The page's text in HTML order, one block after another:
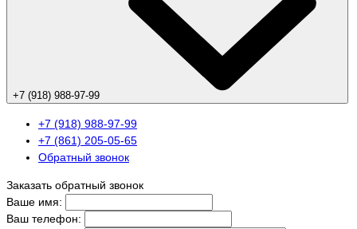
+7 (918) 988-97-99
+7 (918) 988-97-99
+7 (861) 205-05-65
Обратный звонок
Заказать обратный звонок
Ваше имя:
Ваш телефон: